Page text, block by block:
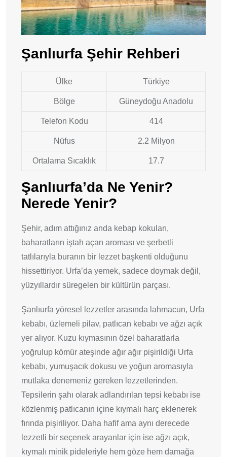
Şanlıurfa Şehir Rehberi
Ülke Türkiye
Bölge Güneydoğu Anadolu
Telefon Kodu 414
Nüfus 2.2 Milyon
Ortalama Sıcaklık 17.7
Şanlıurfa’da Ne Yenir?
Nerede Yenir?
Şehir, adım attığınız anda kebap kokuları,
baharatların iştah açan aroması ve şerbetli
tatlılarıyla buranın bir lezzet başkenti olduğunu
hissettiriyor. Urfa’da yemek, sadece doymak değil,
yüzyıllardır süregelen bir kültürün parçası.
Şanlıurfa yöresel lezzetler arasında lahmacun, Urfa
kebabı, üzlemeli pilav, patlıcan kebabı ve ağzı açık
yer alıyor. Kuzu kıymasının özel baharatlarla
yoğrulup kömür ateşinde ağır ağır pişirildiği Urfa
kebabı, yumuşacık dokusu ve yoğun aromasıyla
mutlaka denemeniz gereken lezzetlerinden.
Tepsilerin şahı olarak adlandırılan tepsi kebabı ise
közlenmiş patlıcanın içine kıymalı harç eklenerek
fırında pişiriliyor. Daha hafif ama aynı derecede
lezzetli bir seçenek arayanlar için ise ağzı açık,
kıymalı minik pideleriyle hem göze hem damağa